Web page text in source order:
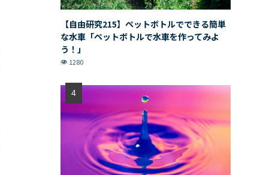
【自由研究215】ペットボトルでできる簡単
な水車「ペットボトルで水車を作ってみよ
う！」
1280